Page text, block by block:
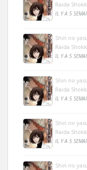
Raida
IL Y A 5
Shin no
Raida
IL Y A 5
Shin no
Raida
IL Y A 5
Shin no
Raida
IL Y A 5
Shin no